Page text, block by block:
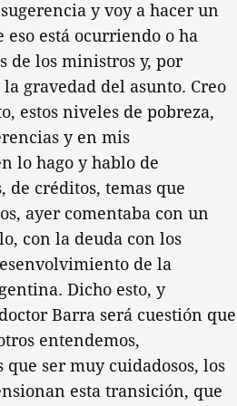
y voy a hacer un
está ocurriendo o ha
de los ministros y, por
gravedad del asunto. Creo
estos niveles de pobreza,
y en mis
lo hago y hablo de
créditos, temas que
ayer comentaba con un
con la deuda con los
de la
Dicho esto, y
Barra será cuestión que
entendemos,
ser muy cuidadosos, los
esta transición, que